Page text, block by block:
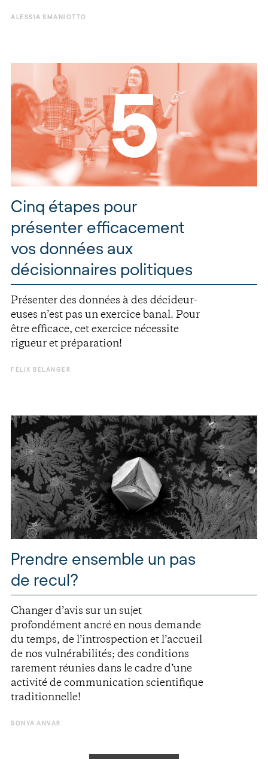
ALESSIA SMANIOTTO
Top
5
Cinq étapes pour
présenter efficacement
vos données aux
décisionnaires politiques
Présenter des données à des décideur-
euses n’est pas un exercice banal. Pour
être efficace, cet exercice nécessite
rigueur et préparation!
FÉLIX BÉLANGER
Prendre ensemble un pas
de recul?
Changer d’avis sur un sujet
profondément ancré en nous demande
du temps, de l’introspection et l’accueil
de nos vulnérabilités; des conditions
rarement réunies dans le cadre d’une
activité de communication scientifique
traditionnelle!
SONYA ANVAR